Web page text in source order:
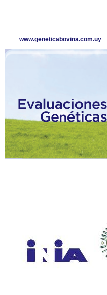
www.geneticabovina.com.uy